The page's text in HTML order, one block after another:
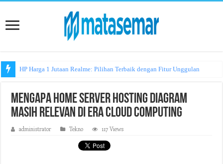
HP Harga 1 Jutaan Realme: Pilihan Terbaik dengan Fitur Unggulan
Mengapa Home Server Hosting Diagram
Masih Relevan di Era Cloud Computing
administrator Tekno 117 Views